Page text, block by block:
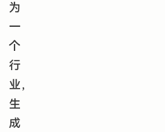
为
一
个
行
业，
生
成